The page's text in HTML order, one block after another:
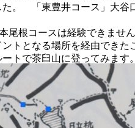
た。 「東豊井コース」
尾根コースは経験できませ
トとなる場所を経由でき
トで茶臼山に登ってみま
行く登山道は崖崩れがひど
ょうが、登山口には赤テー
・。また、土地の所有者に
るならば、墓地駐車場(トイ